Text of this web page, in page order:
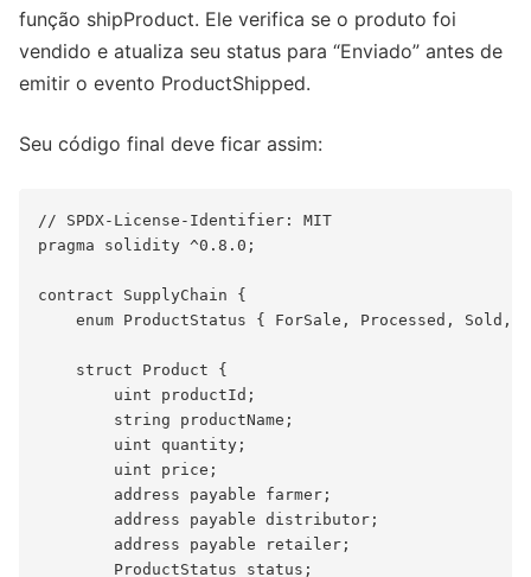
função shipProduct. Ele verifica se o produto foi
vendido e atualiza seu status para “Enviado” antes de
emitir o evento ProductShipped.
Seu código final deve ficar assim:
// SPDX-License-Identifier: MIT
pragma solidity ^0.8.0;
contract SupplyChain {
enum ProductStatus { ForSale, Processed, Sold,
    struct Product {
        uint productId;
        string productName;
        uint quantity;
        uint price;
        address payable farmer;
        address payable distributor;
        address payable retailer;
        ProductStatus status;